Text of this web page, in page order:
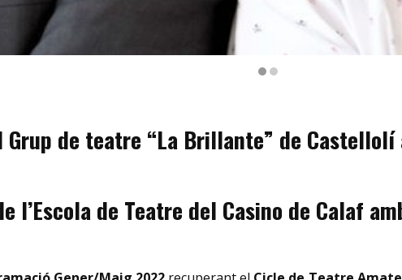
de teatre “La Brillante” de Castellolí
l’Escola de Teatre del Casino de Calaf